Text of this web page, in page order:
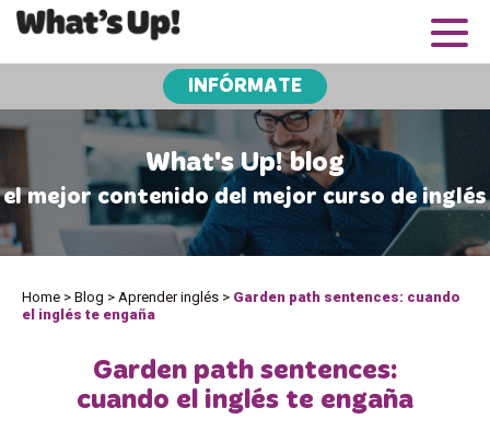
INFÓRMATE
What's Up! blog
el mejor contenido del mejor curso de inglés
Home > Blog > Aprender inglés > Garden path sentences: cuando
el inglés te engaña
Garden path sentences:
cuando el inglés te engaña